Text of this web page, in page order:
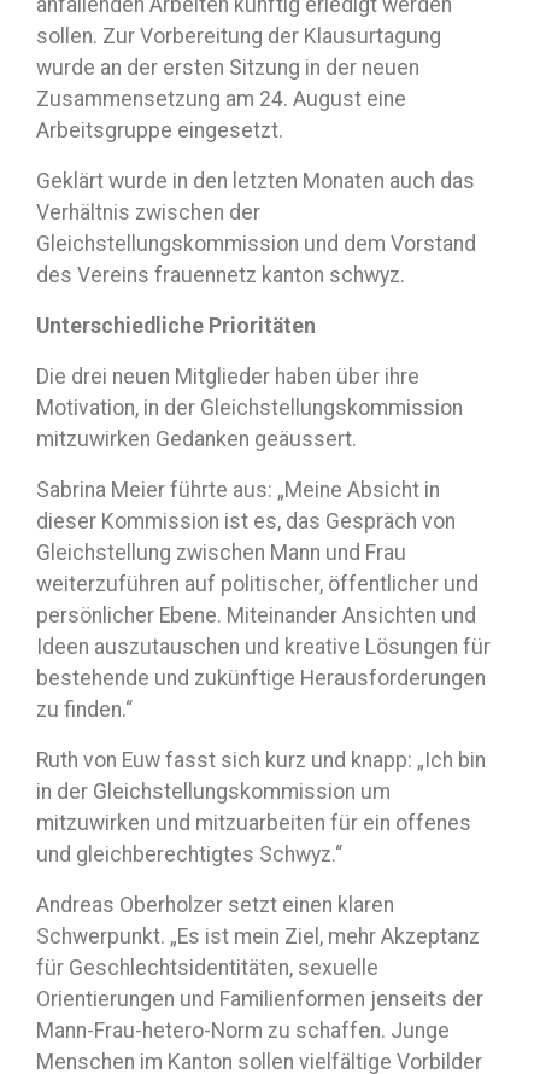
sollen. Zur Vorbereitung der Klausurtagung
wurde an der ersten Sitzung in der neuen
Zusammensetzung am 24. August eine
Arbeitsgruppe eingesetzt.
Geklärt wurde in den letzten Monaten auch das
Verhältnis zwischen der
Gleichstellungskommission und dem Vorstand
des Vereins frauennetz kanton schwyz.
Unterschiedliche Prioritäten
Die drei neuen Mitglieder haben über ihre
Motivation, in der Gleichstellungskommission
mitzuwirken Gedanken geäussert.
Sabrina Meier führte aus: „Meine Absicht in
dieser Kommission ist es, das Gespräch von
Gleichstellung zwischen Mann und Frau
weiterzuführen auf politischer, öffentlicher und
persönlicher Ebene. Miteinander Ansichten und
Ideen auszutauschen und kreative Lösungen für
bestehende und zukünftige Herausforderungen
zu finden.“
Ruth von Euw fasst sich kurz und knapp: „Ich bin
in der Gleichstellungskommission um
mitzuwirken und mitzuarbeiten für ein offenes
und gleichberechtigtes Schwyz.“
Andreas Oberholzer setzt einen klaren
Schwerpunkt. „Es ist mein Ziel, mehr Akzeptanz
für Geschlechtsidentitäten, sexuelle
Orientierungen und Familienformen jenseits der
Mann-Frau-hetero-Norm zu schaffen. Junge
Menschen im Kanton sollen vielfältige Vorbilder